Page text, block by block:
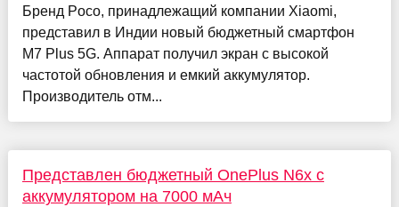
Бренд Poco, принадлежащий компании Xiaomi,
представил в Индии новый бюджетный смартфон
M7 Plus 5G. Аппарат получил экран с высокой
частотой обновления и емкий аккумулятор.
Производитель отм...
Представлен бюджетный OnePlus N6x с
аккумулятором на 7000 мАч